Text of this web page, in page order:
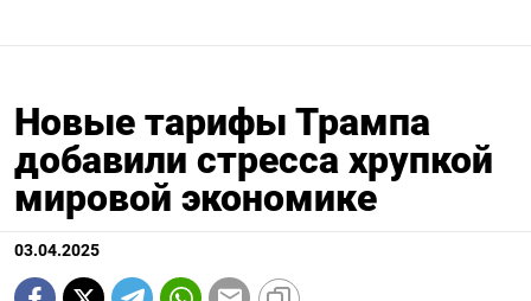
Новые тарифы Трампа
добавили стресса хрупкой
мировой экономике
03.04.2025